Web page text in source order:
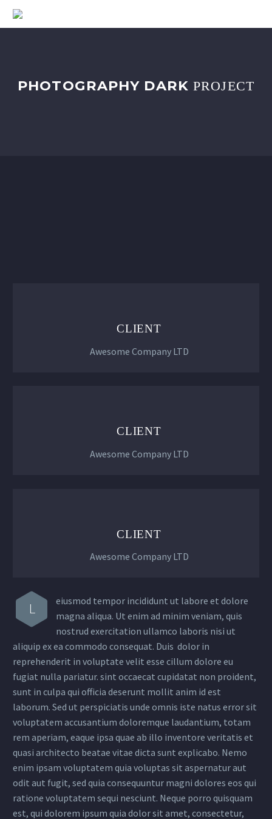
PHOTOGRAPHY DARKPROJECT
CLIENT
Awesome Company LTD
CLIENT
Awesome Company LTD
CLIENT
Awesome Company LTD
L
eiusmod tempor incididunt ut labore et dolore
magna aliqua. Ut enim ad minim veniam, quis
nostrud exercitation ullamco laboris nisi ut
aliquip ex ea commodo consequat. Duis dolor in
reprehenderit in voluptate velit esse cillum dolore eu
fugiat nulla pariatur. sint occaecat cupidatat non proident,
sunt in culpa qui officia deserunt mollit anim id est
laborum. Sed ut perspiciatis unde omnis iste natus error sit
voluptatem accusantium doloremque laudantium, totam
rem aperiam, eaque ipsa quae ab illo inventore veritatis et
quasi architecto beatae vitae dicta sunt explicabo. Nemo
enim ipsam voluptatem quia voluptas sit aspernatur aut
odit aut fugit, sed quia consequuntur magni dolores eos qui
ratione voluptatem sequi nesciunt. Neque porro quisquam
est, qui dolorem ipsum quia dolor sit amet, consectetur,